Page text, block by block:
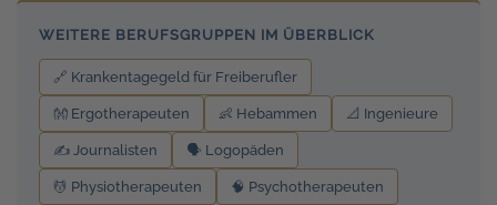
WEITERE BERUFSGRUPPEN IM ÜBERBLICK
🔗 Krankentagegeld für Freiberufler
👐 Ergotherapeuten 👶 Hebammen 📐 Ingenieure
✍️ Journalisten 🗣️ Logopäden
💆 Physiotherapeuten 🧠 Psychotherapeuten